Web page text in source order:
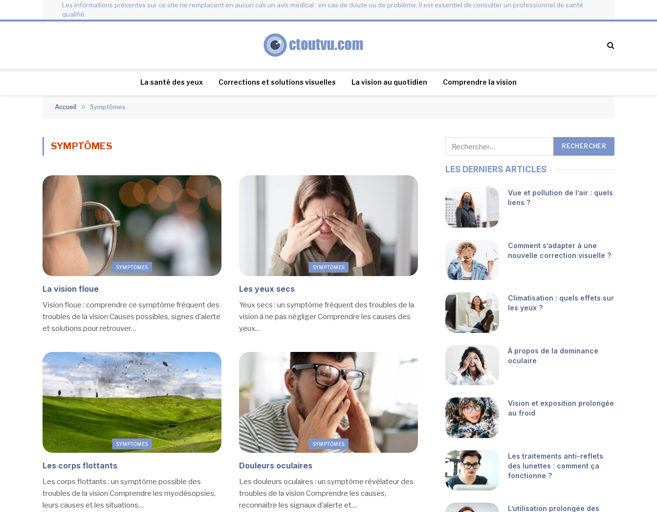
Les informations présentes sur ce site ne remplacent en aucun cas un avis médical : en cas de doute ou de problème, il est essentiel de consulter un professionnel de santé
qualifié
La santé des yeux Corrections et solutions visuelles La vision au quotidien Comprendre la vision
Accueil » Symptômes
SYMPTÔMES
SYMPTÔMES
La vision floue
Vision floue : comprendre ce symptôme fréquent des
troubles de la vision Causes possibles, signes d’alerte
et solutions pour retrouver…
SYMPTÔMES
Les yeux secs
Yeux secs : un symptôme fréquent des troubles de la
vision à ne pas négliger Comprendre les causes des
yeux…
SYMPTÔMES
Les corps flottants
Les corps flottants : un symptôme possible des
troubles de la vision Comprendre les myodésopsies,
leurs causes et les situations…
SYMPTÔMES
Douleurs oculaires
Les douleurs oculaires : un symptôme révélateur des
troubles de la vision Comprendre les causes,
reconnaître les signaux d’alerte et…
LES DERNIERS ARTICLES
Vue et pollution de l’air : quels
liens ?
Comment s’adapter à une
nouvelle correction visuelle ?
Climatisation : quels effets sur
les yeux ?
À propos de la dominance
oculaire
Vision et exposition prolongée
au froid
Les traitements anti-reflets
des lunettes : comment ça
fonctionne ?
L’utilisation prolongée des